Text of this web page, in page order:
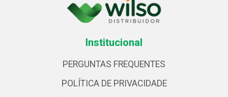
Institucional
PERGUNTAS FREQUENTES
POLÍTICA DE PRIVACIDADE